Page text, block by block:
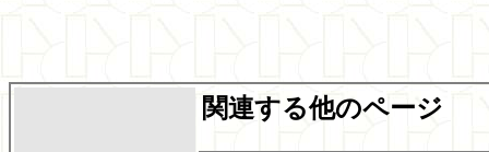
関連する他のページ